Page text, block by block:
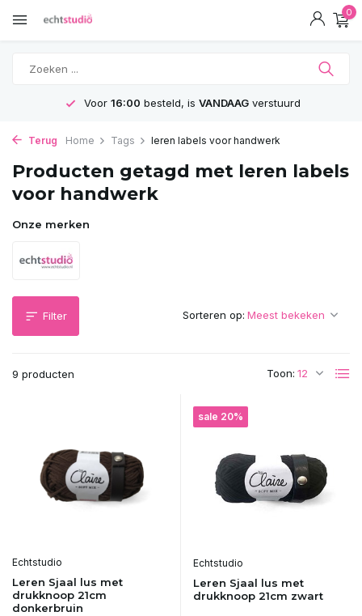
0
Voor 16:00 besteld, is VANDAAGverstuurd
Terug Home Tags leren labels voor handwerk
Producten getagd met leren labels
voor handwerk
Onze merken
Filter
9 producten Toon:
Sorteren op:
Echtstudio
Leren Sjaal lus met
drukknoop 21cm
donkerbruin
sale 20%
Echtstudio
Leren Sjaal lus met
drukknoop 21cm zwart